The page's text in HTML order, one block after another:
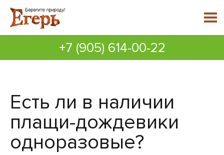
+7 (905) 614-00-22
Есть ли в наличии
плащи-дождевики
одноразовые?